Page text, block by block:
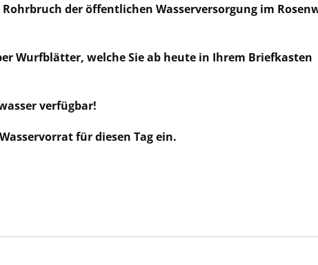
der öffentlichen Wasserversorgung im
Wurfblätter, welche Sie ab heute in Ihrem Briefkasten
verfügbar!
für diesen Tag ein.